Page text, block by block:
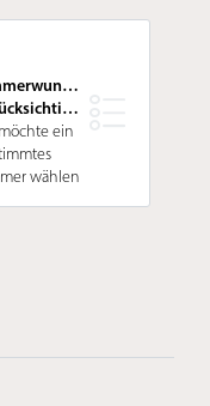
berücksichtigen
ein
wählen